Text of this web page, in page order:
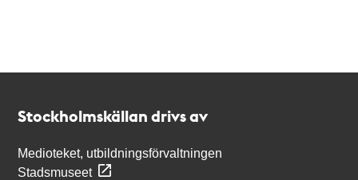
Stockholmskällan drivs av
Medioteket, utbildningsförvaltningen
Stadsmuseet